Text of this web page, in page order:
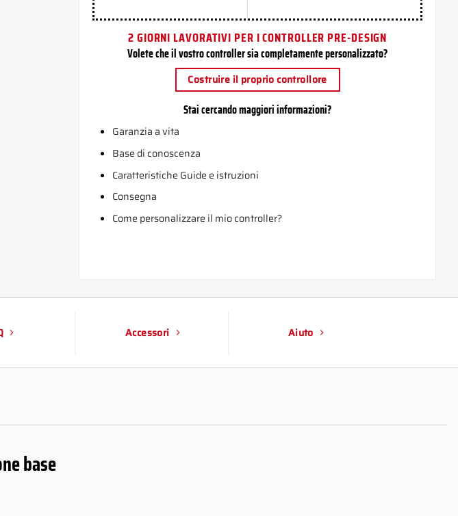
2 GIORNI LAVORATIVI PER I CONTROLLER PRE-DESIGN
Volete che il vostro controller sia completamente personalizzato?
Costruire il proprio controllore
Stai cercando maggiori informazioni?
Garanzia a vita
Base di conoscenza
Caratteristiche Guide e istruzioni
Consegna
Come personalizzare il mio controller?
Accessori Aiuto
base